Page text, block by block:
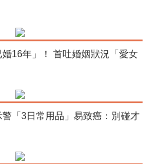
16年」！ 首吐婚姻狀況「愛女
「3日常用品」易致癌：別碰才